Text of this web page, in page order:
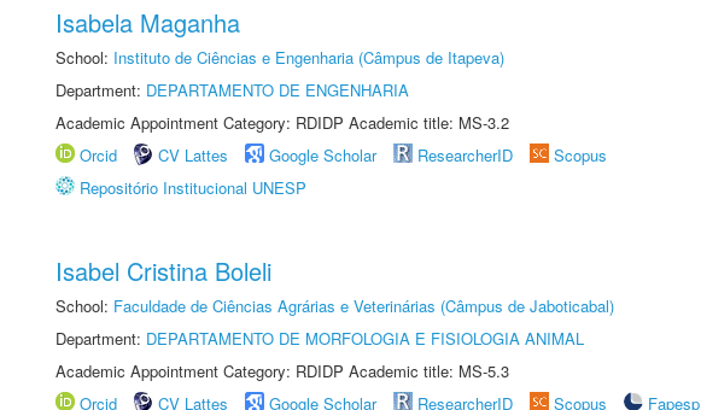
Isabela Maganha
School: Instituto de Ciências e Engenharia (Câmpus de Itapeva)
Department: DEPARTAMENTO DE ENGENHARIA
Academic Appointment Category: RDIDP Academic title: MS-3.2
Orcid
CV Lattes Google Scholar ResearcherID
Scopus
Repositório Institucional UNESP
Isabel Cristina Boleli
School: Faculdade de Ciências Agrárias e Veterinárias (Câmpus de Jaboticabal)
Department: DEPARTAMENTO DE MORFOLOGIA E FISIOLOGIA ANIMAL
Academic Appointment Category: RDIDP Academic title: MS-5.3
Orcid
CV Lattes Google Scholar ResearcherID Scopus
Fapesp